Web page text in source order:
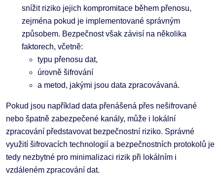
snížit riziko jejich kompromitace během přenosu,
zejména pokud je implementované správným
způsobem. Bezpečnost však závisí na několika
faktorech, včetně:
typu přenosu dat,
úrovně šifrování
a metod, jakými jsou data zpracovávaná.
Pokud jsou například data přenášená přes nešifrované
nebo špatně zabezpečené kanály, může i lokální
zpracování představovat bezpečnostní riziko. Správné
využití šifrovacích technologií a bezpečnostních protokolů je
tedy nezbytné pro minimalizaci rizik při lokálním i
vzdáleném zpracování dat.